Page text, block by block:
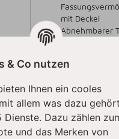
mit Deckel
Abnehmbarer
x
41,4 x 9,05 x 6,35 cm
20,3 cm
152,5 cm
& Co nutzen
Ihnen ein cooles
allem was dazu
Dazu zählen
und das Merken von